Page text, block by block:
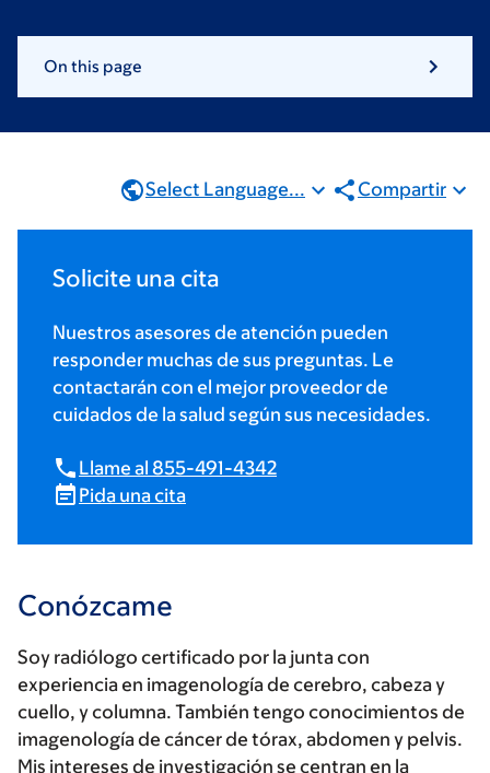
On this page
Select Language... Compartir
Solicite una cita
Nuestros asesores de atención pueden
responder muchas de sus preguntas. Le
contactarán con el mejor proveedor de
cuidados de la salud según sus necesidades.
Llame al 855-491-4342
Pida una cita
Conózcame
Soy radiólogo certificado por la junta con
experiencia en imagenología de cerebro, cabeza y
cuello, y columna. También tengo conocimientos de
imagenología de cáncer de tórax, abdomen y pelvis.
Mis intereses de investigación se centran en la